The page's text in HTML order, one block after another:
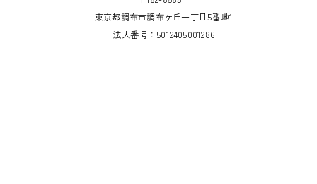
東京都調布市調布ケ丘一丁目5番地1
法人番号：5012405001286